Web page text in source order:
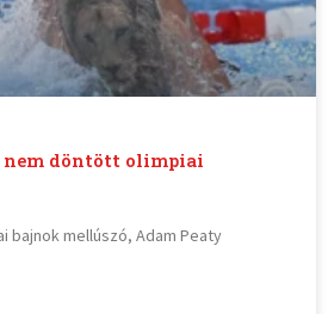
nem döntött olimpiai
bajnok mellúszó, Adam Peaty